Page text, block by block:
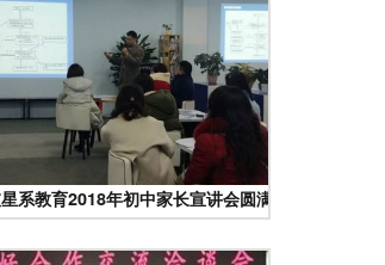
系教育2018年初中家长宣讲会圆满成功 引燃家校